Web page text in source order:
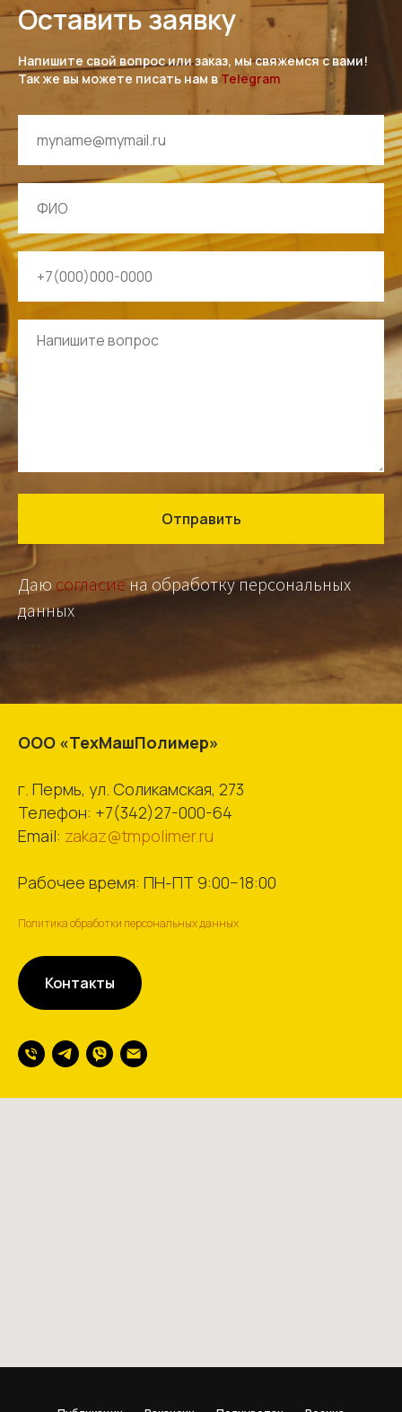
Оставить заявку
Напишите свой вопрос или заказ, мы свяжемся с вами!
Так же вы можете писать нам в Telegram
Отправить
Даю согласие на обработку персональных
данных
ООО «ТехМашПолимер»
г. Пермь, ул. Соликамская, 273
Телефон: +7(342)27-000-64
Email: zakaz@tmpolimer.ru
Рабочее время: ПН-ПТ 9:00−18:00
Политика обработки персональных данных
Контакты